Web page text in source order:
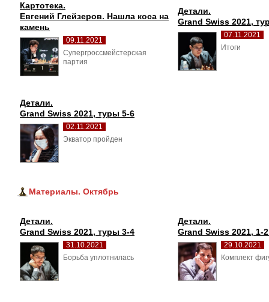
Картотека.
Евгений Глейзеров. Нашла коса на
камень
09.11.2021
Супергроссмейстерская
партия
Детали.
Grand Swiss 2021,
07.11.2021
Итоги
Детали.
Grand Swiss 2021, туры 5-6
02.11.2021
Экватор пройден
Материалы. Октябрь
Детали.
Grand Swiss 2021, туры 3-4
31.10.2021
Борьба уплотнилась
Детали.
Grand Swiss 2021, 1-
29.10.2021
Комплект